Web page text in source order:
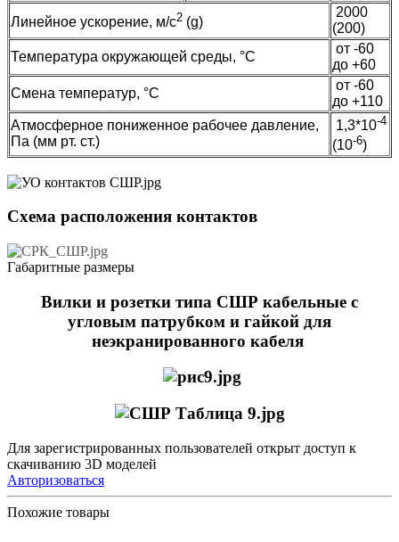
Линейное ускорение, м/с2 (g)
2000
(200)
Температура окружающей среды, °C
от -60
до +60
Смена температур, °C
от -60
до +110
Атмосферное пониженное рабочее давление,
Па (мм рт. ст.)
1,3*10-4
(10-6)
Схема расположения контактов
Габаритные размеры
Вилки и розетки типа СШР кабельные с
угловым патрубком и гайкой для
неэкранированного кабеля
Для зарегистрированных пользователей открыт доступ к
скачиванию 3D моделей
Авторизоваться
Похожие товары